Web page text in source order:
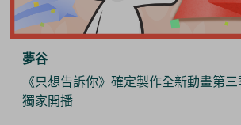
夢谷
《只想告訴你》確定製作全新動畫第
獨家開播